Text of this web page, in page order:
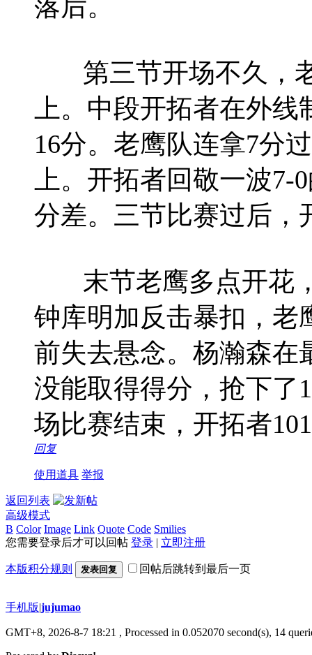
落后。
第三节开场不久，老
上。中段开拓者在外
16分。老鹰队连拿7分
上。开拓者回敬一波7-
分差。三节比赛过后，
末节老鹰多点开花
钟库明加反击暴扣，老
前失去悬念。杨瀚森在
没能取得得分，抢下了
场比赛结束，开拓者
回复
使用道具 举报
返回列表
高级模式
B Color Image Link Quote Code Smilies
您需要登录后才可以回帖 登录 | 立即注册
本版积分规则 发表回复 回帖后跳转到最后一页
手机版|jujumao
GMT+8, 2026-8-7 18:21 , Processed in 0.052070 second(s), 14